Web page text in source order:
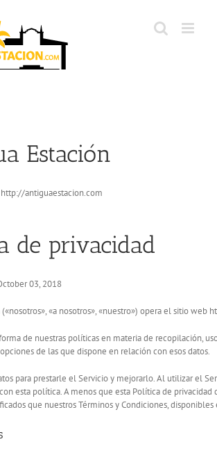
Estación
antiguaestacion.com
de privacidad
03, 2018
«a nosotros», «nuestro») opera el sitio
de nuestras políticas en materia de recopilación,
de las que dispone en relación con esos datos.
para prestarle el Servicio y mejorarlo. Al utilizar el
esta política. A menos que esta Política de
que nuestros Términos y Condiciones,